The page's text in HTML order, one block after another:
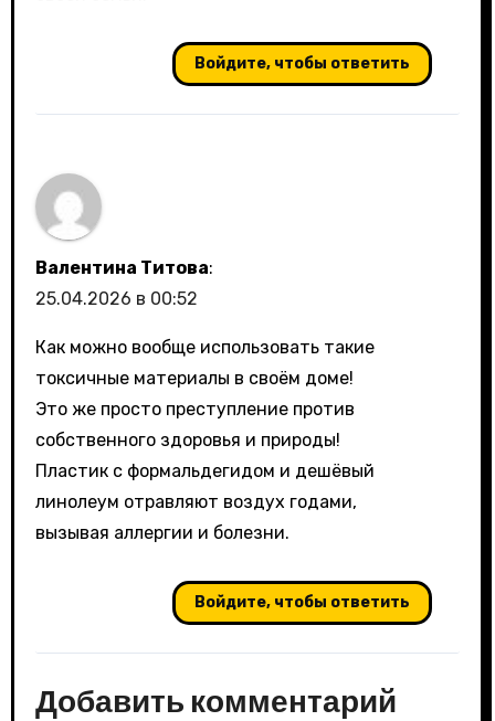
Войдите, чтобы ответить
Валентина Титова:
25.04.2026 в 00:52
Как можно вообще использовать такие
токсичные материалы в своём доме!
Это же просто преступление против
собственного здоровья и природы!
Пластик с формальдегидом и дешёвый
линолеум отравляют воздух годами,
вызывая аллергии и болезни.
Войдите, чтобы ответить
Добавить комментарий